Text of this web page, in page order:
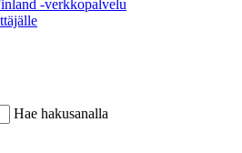
-verkkopalvelu
Hae hakusanalla